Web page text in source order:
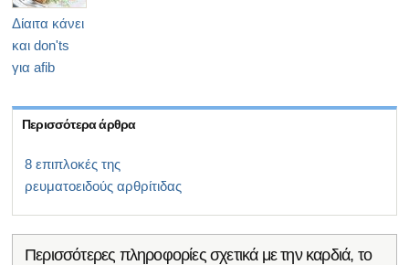
Δίαιτα κάνει
και don'ts
για afib
Περισσότερα άρθρα
8 επιπλοκές της
ρευματοειδούς αρθρίτιδας
Περισσότερες πληροφορίες σχετικά με την καρδιά, το